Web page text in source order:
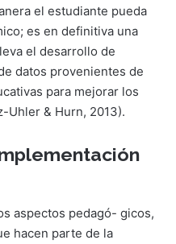
el estudiante pueda
es en definitiva una
el desarrollo de
datos provenientes de
para mejorar los
Uhler & Hurn, 2013).
aspectos pedagó- gicos,
hacen parte de la